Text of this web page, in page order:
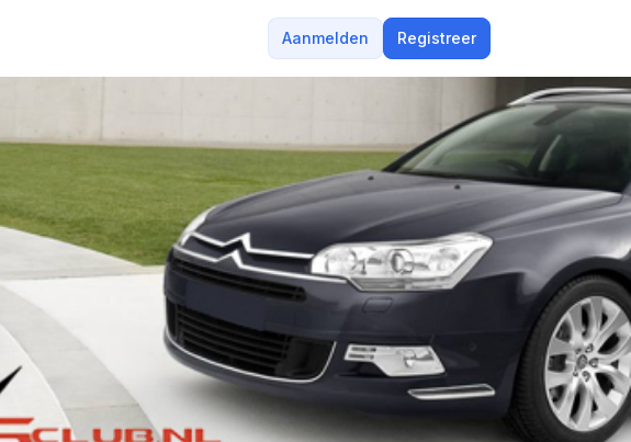
Aanmelden Registreer